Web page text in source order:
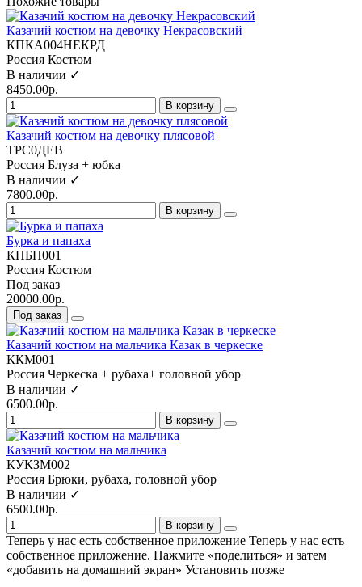
Казачий костюм на девочку Некрасовский
КПКА004НЕКРД
Россия Костюм
В наличии ✓
8450.00р.
В корзину
Казачий костюм на девочку плясовой
ТРС0ДЕВ
Россия Блуза + юбка
В наличии ✓
7800.00р.
В корзину
Бурка и папаха
КПБП001
Россия Костюм
Под заказ
20000.00р.
Под заказ
Казачий костюм на мальчика Казак в черкеске
ККМ001
Россия Черкеска + рубаха+ головной убор
В наличии ✓
6500.00р.
В корзину
Казачий костюм на мальчика
КУКЗМ002
Россия Брюки, рубаха, головной убор
В наличии ✓
6500.00р.
В корзину
Теперь у нас есть собственное приложение Теперь у нас есть
собственное приложение. Нажмите «поделиться» и затем
«добавить на домашний экран» Установить позже